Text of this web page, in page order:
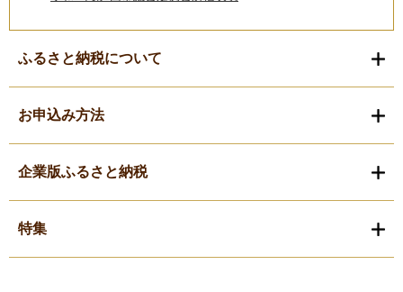
ふるさと納税について
お申込み方法
企業版ふるさと納税
特集